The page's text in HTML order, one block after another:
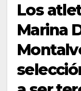
Los
Marina